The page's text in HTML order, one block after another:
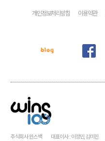
개인정보처리방침 이용약관
주식회사 윈스백 대표이사 : 이정민, 김미진